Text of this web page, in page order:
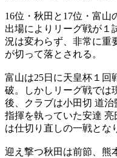
16位・秋田と17位・富
出場によりリーグ戦が１
況は変わらず、非常に重
が切って落とされる。
富山は25日に天皇杯１回
破。しかしリーグ戦では
後、クラブは小田切 道
指揮を執っていた安達
は仕切り直しの一戦とな
迎え撃つ秋田は前節、熊